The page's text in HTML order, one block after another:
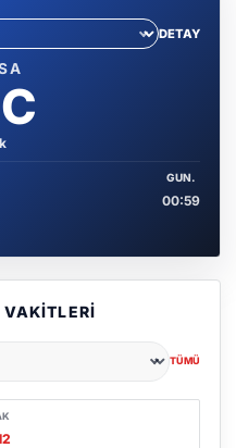
DETAY
GUN.
00:59
TÜMÜ